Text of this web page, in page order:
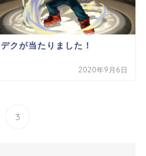
デクが当たりました！
2020年9月6日
3